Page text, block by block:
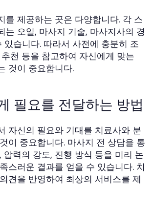
를 제공하는 곳은 다양합니다. 각 스
는 오일, 마사지 기술, 마사지사의 경
있습니다. 따라서 사전에 충분히 조
천 등을 참고하여 자신에게 맞는
것이 중요합니다.
필요를 전달하는 방법
자신의 필요와 기대를 치료사와 분
이 중요합니다. 마사지 전 상담을 통
압력의 강도, 진행 방식 등을 미리 논
스러운 결과를 얻을 수 있습니다. 치
견을 반영하여 최상의 서비스를 제